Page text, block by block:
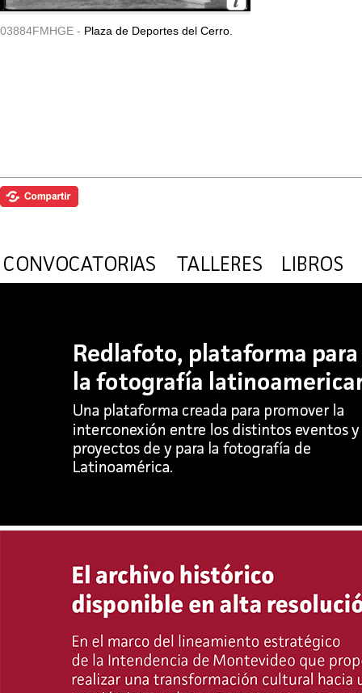
03884FMHGE - Plaza de Deportes del Cerro.